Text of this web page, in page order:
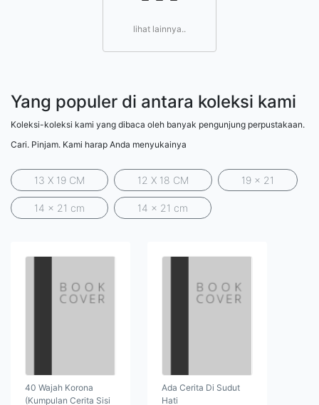
lihat lainnya..
Yang populer di antara koleksi kami
Koleksi-koleksi kami yang dibaca oleh banyak pengunjung perpustakaan.
Cari. Pinjam. Kami harap Anda menyukainya
13 X 19 CM 12 X 18 CM 19 x 21
14 x 21 cm 14 x 21 cm
40 Wajah Korona
(Kumpulan Cerita Sisi
Ada Cerita Di Sudut
Hati